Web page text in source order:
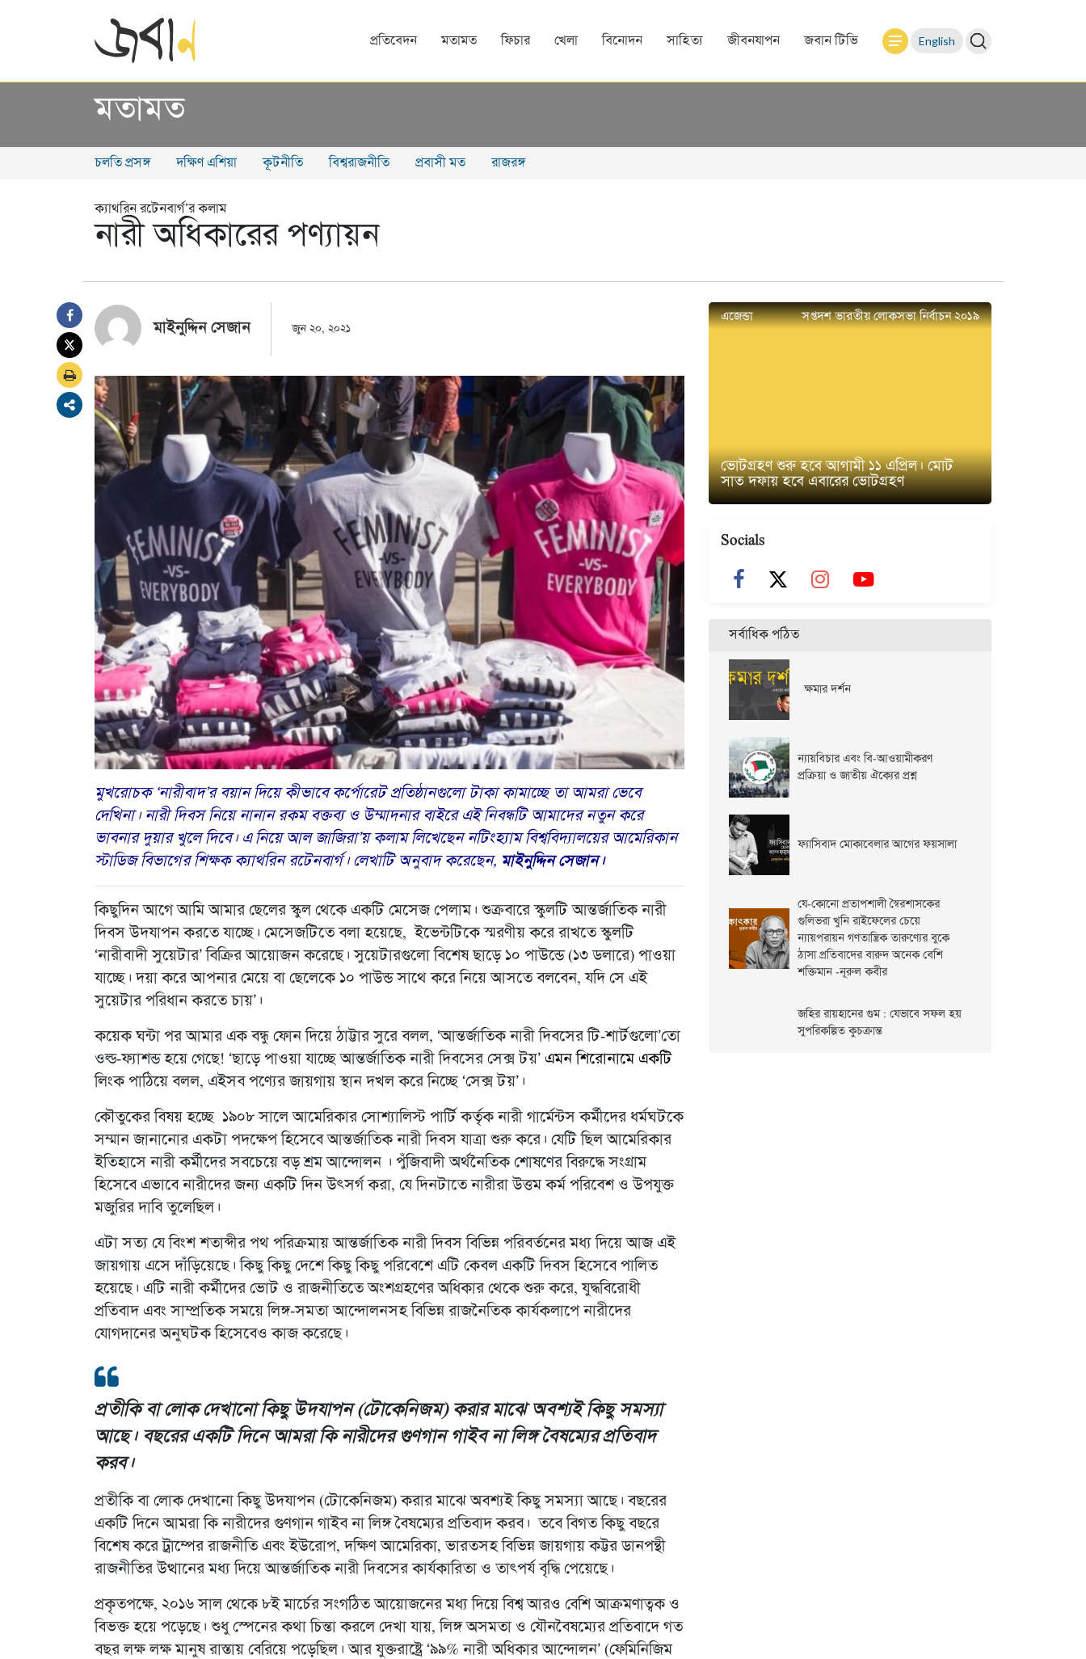
প্রতিবেদন মতামত ফিচার খেলা বিনোদন সাহিত্য জীবনযাপন জবান টিভি English
মতামত
চলতি প্রসঙ্গ দক্ষিণ এশিয়া কূটনীতি বিশ্বরাজনীতি প্রবাসী মত রাজরঙ্গ
ক্যাথরিন রটেনবার্গ’র কলাম
নারী অধিকারের পণ্যায়ন
মাইনুদ্দিন সেজান জুন ২০, ২০২১
মুখরোচক ‘নারীবাদ’র বয়ান দিয়ে কীভাবে কর্পোরেট প্রতিষ্ঠানগুলো টাকা কামাচ্ছে তা আমরা ভেবে
দেখিনা। নারী দিবস নিয়ে নানান রকম বক্তব্য ও উম্মাদনার বাইরে এই নিবন্ধটি আমাদের নতুন করে
ভাবনার দুয়ার খুলে দিবে। এ নিয়ে আল জাজিরা’য় কলাম লিখেছেন নটিংহ্যাম বিশ্ববিদ্যালয়ের আমেরিকান
স্টাডিজ বিভাগের শিক্ষক ক্যাথরিন রটেনবার্গ। লেখাটি অনুবাদ করেছেন, মাইনুদ্দিন সেজান।
কিছুদিন আগে আমি আমার ছেলের স্কুল থেকে একটি মেসেজ পেলাম। শুক্রবারে স্কুলটি আন্তর্জাতিক নারী
দিবস উদযাপন করতে যাচ্ছে। মেসেজটিতে বলা হয়েছে, ইভেন্টটিকে স্মরণীয় করে রাখতে স্কুলটি
‘নারীবাদী সুয়েটার’ বিক্রির আয়োজন করেছে। সুয়েটারগুলো বিশেষ ছাড়ে ১০ পাউন্ডে (১৩ ডলারে) পাওয়া
যাচ্ছে। দয়া করে আপনার মেয়ে বা ছেলেকে ১০ পাউন্ড সাথে করে নিয়ে আসতে বলবেন, যদি সে এই
সুয়েটার পরিধান করতে চায়’।
কয়েক ঘন্টা পর আমার এক বন্ধু ফোন দিয়ে ঠাট্টার সুরে বলল, ‘আন্তর্জাতিক নারী দিবসের টি-শার্টগুলো’তো
ওল্ড-ফ্যাশন্ড হয়ে গেছে! ‘ছাড়ে পাওয়া যাচ্ছে আন্তর্জাতিক নারী দিবসের সেক্স টয়’ এমন শিরোনামে একটি
লিংক পাঠিয়ে বলল, এইসব পণ্যের জায়গায় স্থান দখল করে নিচ্ছে ‘সেক্স টয়’।
কৌতুকের বিষয় হচ্ছে ১৯০৮ সালে আমেরিকার সোশ্যালিস্ট পার্টি কর্তৃক নারী গার্মেন্টস কর্মীদের ধর্মঘটকে
সম্মান জানানোর একটা পদক্ষেপ হিসেবে আন্তর্জাতিক নারী দিবস যাত্রা শুরু করে। যেটি ছিল আমেরিকার
ইতিহাসে নারী কর্মীদের সবচেয়ে বড় শ্রম আন্দোলন । পুঁজিবাদী অর্থনৈতিক শোষণের বিরুদ্ধে সংগ্রাম
হিসেবে এভাবে নারীদের জন্য একটি দিন উৎসর্গ করা, যে দিনটাতে নারীরা উত্তম কর্ম পরিবেশ ও উপযুক্ত
মজুরির দাবি তুলেছিল।
এটা সত্য যে বিংশ শতাব্দীর পথ পরিক্রমায় আন্তর্জাতিক নারী দিবস বিভিন্ন পরিবর্তনের মধ্য দিয়ে আজ এই
জায়গায় এসে দাঁড়িয়েছে। কিছু কিছু দেশে কিছু কিছু পরিবেশে এটি কেবল একটি দিবস হিসেবে পালিত
হয়েছে। এটি নারী কর্মীদের ভোট ও রাজনীতিতে অংশগ্রহণের অধিকার থেকে শুরু করে, যুদ্ধবিরোধী
প্রতিবাদ এবং সাম্প্রতিক সময়ে লিঙ্গ-সমতা আন্দোলনসহ বিভিন্ন রাজনৈতিক কার্যকলাপে নারীদের
যোগদানের অনুঘটক হিসেবেও কাজ করেছে।
প্রতীকি বা লোক দেখানো কিছু উদযাপন (টোকেনিজম) করার মাঝে অবশ্যই কিছু সমস্যা
আছে। বছরের একটি দিনে আমরা কি নারীদের গুণগান গাইব না লিঙ্গ বৈষম্যের প্রতিবাদ
করব।
প্রতীকি বা লোক দেখানো কিছু উদযাপন (টোকেনিজম) করার মাঝে অবশ্যই কিছু সমস্যা আছে। বছরের
একটি দিনে আমরা কি নারীদের গুণগান গাইব না লিঙ্গ বৈষম্যের প্রতিবাদ করব। তবে বিগত কিছু বছরে
বিশেষ করে ট্রাম্পের রাজনীতি এবং ইউরোপ, দক্ষিণ আমেরিকা, ভারতসহ বিভিন্ন জায়গায় কট্টর ডানপন্থী
রাজনীতির উত্থানের মধ্য দিয়ে আন্তর্জাতিক নারী দিবসের কার্যকারিতা ও তাৎপর্য বৃদ্ধি পেয়েছে।
প্রকৃতপক্ষে, ২০১৬ সাল থেকে ৮ই মার্চের সংগঠিত আয়োজনের মধ্য দিয়ে বিশ্ব আরও বেশি আক্রমণাত্বক ও
বিভক্ত হয়ে পড়েছে। শুধু স্পেনের কথা চিন্তা করলে দেখা যায়, লিঙ্গ অসমতা ও যৌনবৈষম্যের প্রতিবাদে গত
বছর লক্ষ লক্ষ মানুষ রাস্তায় বেরিয়ে পড়েছিল। আর যুক্তরাষ্ট্রে ‘৯৯% নারী অধিকার আন্দোলন’ (ফেমিনিজিম
এজেন্ডা সপ্তদশ ভারতীয় লোকসভা নির্বাচন ২০১৯
ভোটগ্রহণ শুরু হবে আগামী ১১ এপ্রিল। মোট
সাত দফায় হবে এবারের ভোটগ্রহণ
Socials
সর্বাধিক পঠিত
ক্ষমার দর্শন
ন্যায়বিচার এবং বি-আওয়ামীকরণ
প্রক্রিয়া ও জাতীয় ঐক্যের প্রশ্ন
ফ্যাসিবাদ মোকাবেলার আগের ফয়সালা
যে-কোনো প্রতাপশালী স্বৈরশাসকের
গুলিভরা খুনি রাইফেলের চেয়ে
ন্যায়পরায়ন গণতান্ত্রিক তারুণ্যের বুকে
ঠাসা প্রতিবাদের বারুদ অনেক বেশি
শক্তিমান -নূরুল কবীর
জহির রায়হানের গুম : যেভাবে সফল হয়
সুপরিকল্পিত কুচক্রান্ত